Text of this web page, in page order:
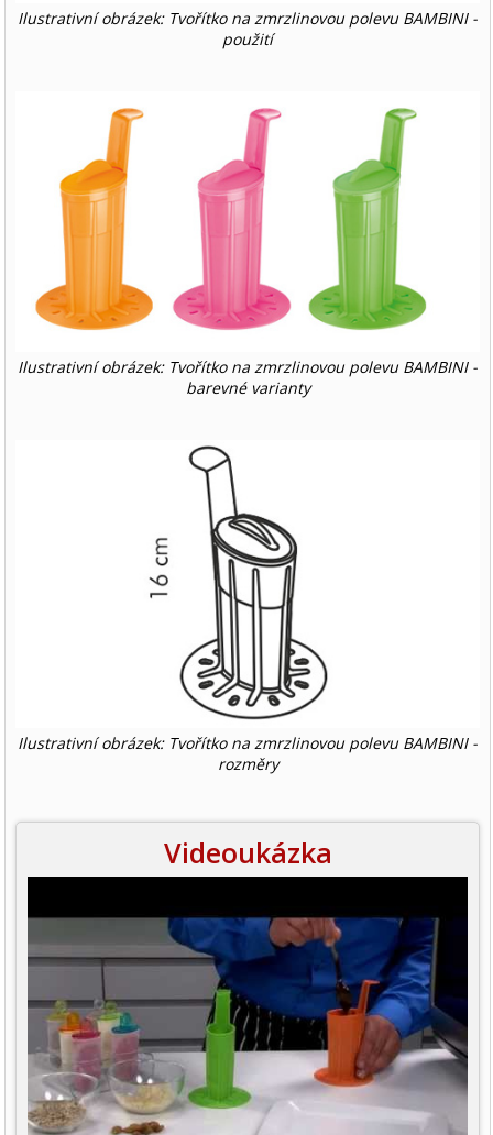
Ilustrativní obrázek: Tvořítko na zmrzlinovou polevu BAMBINI -
použití
Ilustrativní obrázek: Tvořítko na zmrzlinovou polevu BAMBINI -
barevné varianty
Ilustrativní obrázek: Tvořítko na zmrzlinovou polevu BAMBINI -
rozměry
Videoukázka